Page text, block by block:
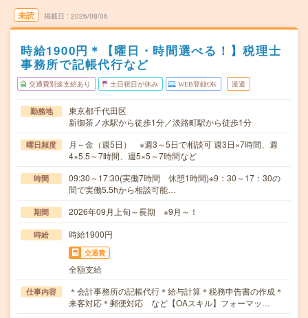
未読 掲載日 2026/08/06
時給1900円＊【曜日・時間選べる！】税理士
事務所で記帳代行など
交通費別途支給あり 土日祝日が休み WEB登録OK 派遣
勤務地
東京都千代田区
新御茶ノ水駅から徒歩1分／淡路町駅から徒歩1分
曜日頻度
月～金（週5日） ※週3～5日で相談可 週3日×7時間、週
4×5.5～7時間、週5×5～7時間など
時間
09:30～17:30(実働7時間 休憩1時間)※9：30～17：30の
間で実働5.5hから相談可能…
期間 2026年09月上旬～長期 ※9月～！
時給 時給1900円
交通費
全額支給
仕事内容
＊会計事務所の記帳代行＊給与計算＊税務申告書の作成＊
来客対応＊郵便対応 など【OAスキル】フォーマッ…